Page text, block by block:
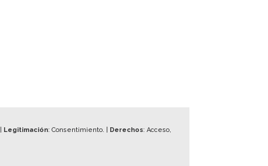
Legitimación: Consentimiento. | Derechos: Acceso,